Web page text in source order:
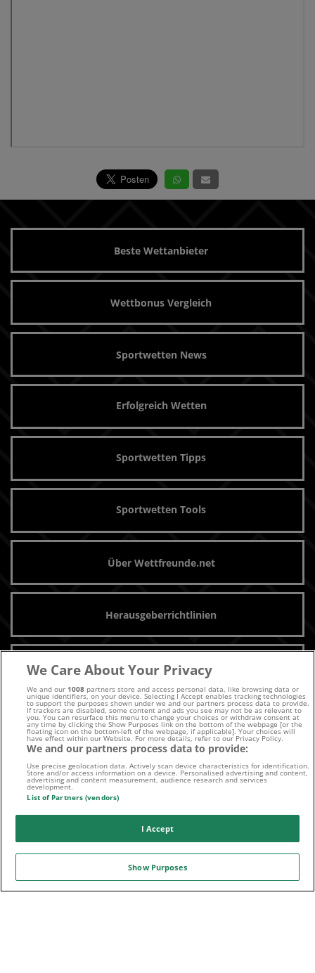
Beste Wettanbieter
Wettbonus Vergleich
Sportwetten News
Erfolgreich Wetten
Sportwetten Tipps
Sportwetten Tools
Über Wettfreunde.net
Herausgeberrichtlinien
Unsere Autoren
Archiv
Kontaktiere uns noch heute!
We Care About Your Privacy
We and our 1008 partners store and access personal data, like browsing data or
unique identifiers, on your device. Selecting I Accept enables tracking technologies
to support the purposes shown under we and our partners process data to provide.
If trackers are disabled, some content and ads you see may not be as relevant to
you. You can resurface this menu to change your choices or withdraw consent at
any time by clicking the Show Purposes link on the bottom of the webpage [or the
floating icon on the bottom-left of the webpage, if applicable]. Your choices will
have effect within our Website. For more details, refer to our Privacy Policy.
We and our partners process data to provide:
Use precise geolocation data. Actively scan device characteristics for identification.
Store and/or access information on a device. Personalised advertising and content,
advertising and content measurement, audience research and services
development.
List of Partners (vendors)
I Accept
Show Purposes